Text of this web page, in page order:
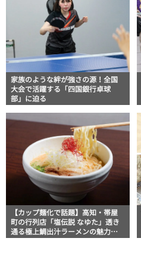
家族のような絆が強さの源！全国
大会で活躍する「四国銀行卓球
部」に迫る
【カップ麺化で話題】高知・帯屋
町の行列店「塩伝説 なゆた」透き
通る極上鯛出汁ラーメンの魅力を